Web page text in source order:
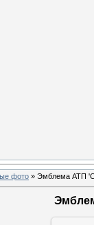
фото » Эмблема АТП